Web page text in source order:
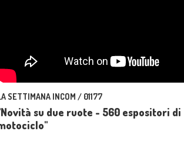
SETTIMANA INCOM / 01177
su due ruote - 560 espositori